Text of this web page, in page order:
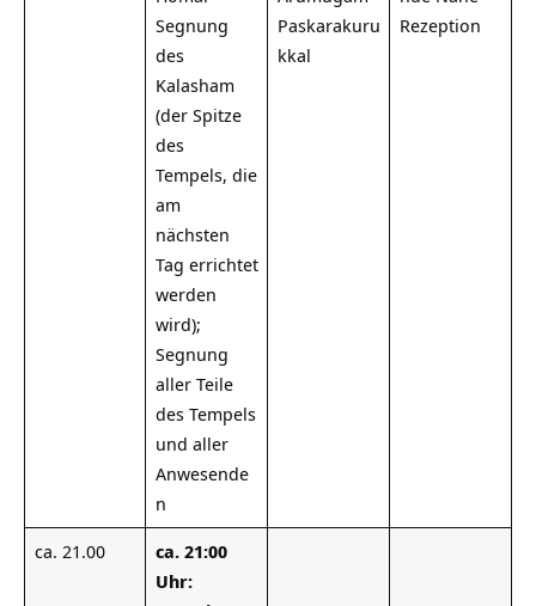
Segnung
des
Kalasham
(der Spitze
des
Tempels, die
am
nächsten
Tag errichtet
werden
wird);
Segnung
aller Teile
des Tempels
und aller
Anwesende
n
Paskarakuru
kkal
Rezeption
ca. 21.00
ca. 21:00
Uhr: